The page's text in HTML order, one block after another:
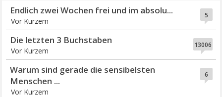
5
Endlich zwei Wochen frei und im absolu...
Vor Kurzem
13006
Die letzten 3 Buchstaben
Vor Kurzem
6
Warum sind gerade die sensibelsten
Menschen ...
Vor Kurzem